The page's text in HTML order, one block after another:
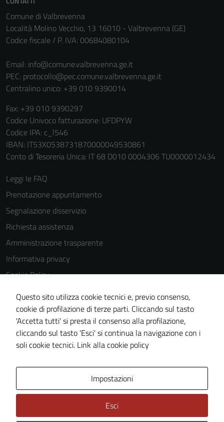
Comune di Valbrevenna
Località Molino Vecchio, 13 16010 - Valbrevenna (GE)
Codice fiscale / P. IVA: 00684080104
Email: info@comune.valbrevenna.ge.it
PEC: protocollo@pec.comune.valbrevenna.ge.it
Centralino unico: +39 010 9390014
Fax: +39 010 9390297
Codice Univoco fatturazione: UFDPYW
Codice IPA: c_l546
IBAN: IT53X0538731870000049530861
Conto di Tesoreria Unica: IT 68 D010 0004306 TU0000012434
Leggi le FAQ
Prenotazione appuntamento
Segnalazione disservizio
Richiesta assistenza
Amministrazione trasparente
Informativa privacy
Cookie Policy
Dichiarazione di accessibilità
Whistleblowing
Piano di miglioramento del sito
Questo sito utilizza cookie tecnici e, previo consenso,
cookie di profilazione di terze parti. Cliccando sul tasto
'Accetta tutti' si presta il consenso alla profilazione,
cliccando sul tasto 'Esci' si continua la navigazione con i
soli cookie tecnici. Link alla cookie policy
Impostazioni
Esci
sono necessari
per il
del sito e non
possono
non raccolgono
personali.
estesa per i
possono
essere
utilizzati
anche per la
profilazione.
disabilitazione